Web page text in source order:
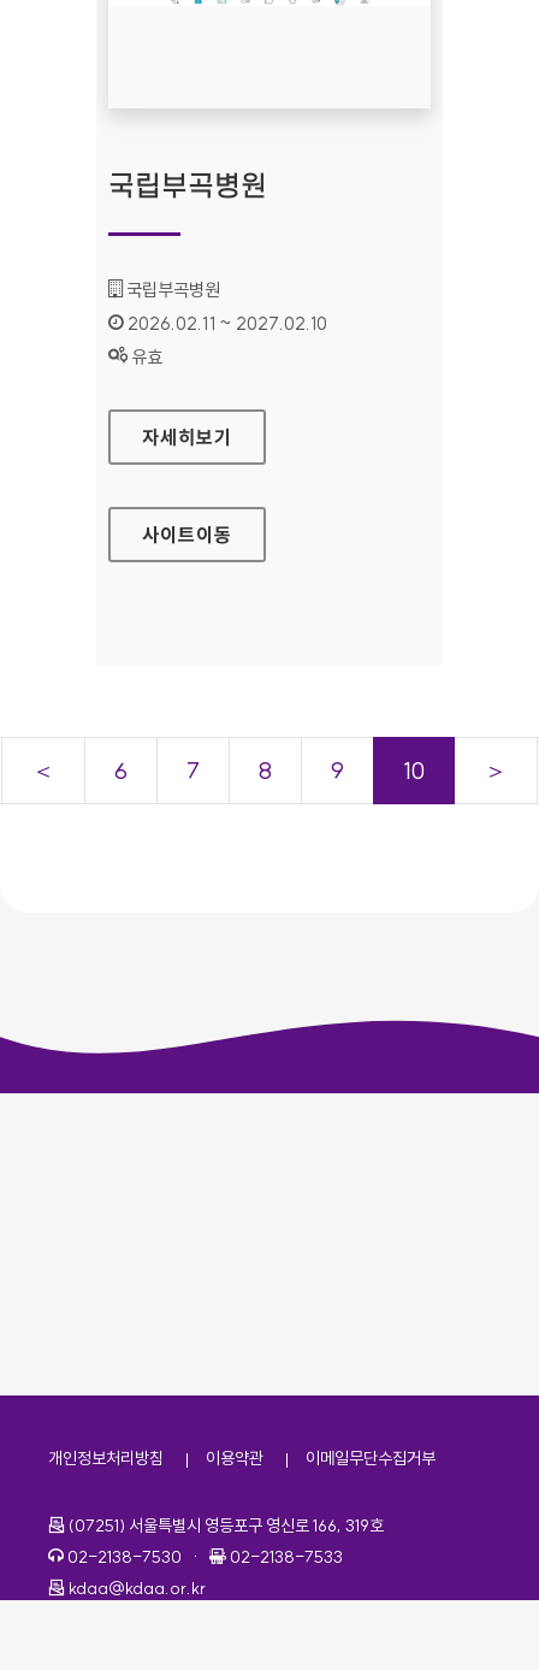
국립부곡병원
기관명 :
국립부곡병원
인증기간 :
2026.02.11 ~ 2027.02.10
상태 :
유효
국립부곡병원
자세히보기
사이트이동
＜ 6 7 8 9 10 ＞
개인정보처리방침 이용약관 이메일무단수집거부
주소
(07251) 서울특별시 영등포구 영신로 166, 319호
전화번호
02-2138-7530 · 팩스번호
02-2138-7533
이메일
kdaa@kdaa.or.kr